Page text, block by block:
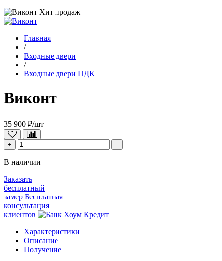
Хит продаж
Главная
/
Входные двери
/
Входные двери ПДК
Виконт
35 900 ₽/шт
+ –
В наличии
Заказать
бесплатный
замер Бесплатная
консультация
клиентов
Характеристики
Описание
Получение